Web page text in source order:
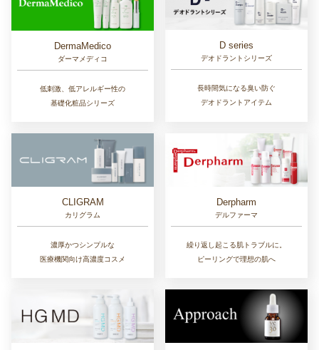
DermaMedico
ダーマメディコ
低刺激、低アレルギー性の
基礎化粧品シリーズ
D series
デオドラントシリーズ
長時間気になる臭い防ぐ
デオドラントアイテム
CLIGRAM
カリグラム
濃厚かつシンプルな
医療機関向け高濃度コスメ
Derpharm
デルファーマ
繰り返し起こる肌トラブルに。
ピーリングで理想の肌へ